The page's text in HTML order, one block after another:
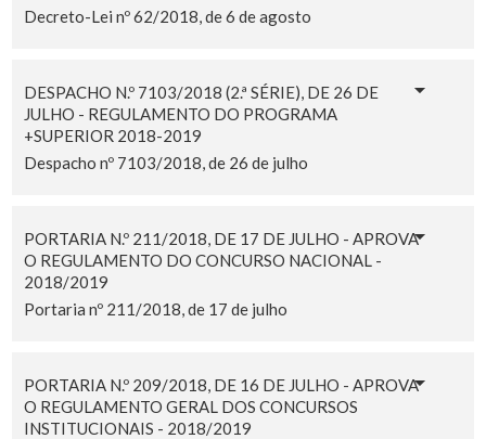
Decreto-Lei nº 62/2018, de 6 de agosto
DESPACHO N.º 7103/2018 (2.ª SÉRIE), DE 26 DE
JULHO - REGULAMENTO DO PROGRAMA
+SUPERIOR 2018-2019
Despacho nº 7103/2018, de 26 de julho
PORTARIA N.º 211/2018, DE 17 DE JULHO - APROVA
O REGULAMENTO DO CONCURSO NACIONAL -
2018/2019
Portaria nº 211/2018, de 17 de julho
PORTARIA N.º 209/2018, DE 16 DE JULHO - APROVA
O REGULAMENTO GERAL DOS CONCURSOS
INSTITUCIONAIS - 2018/2019